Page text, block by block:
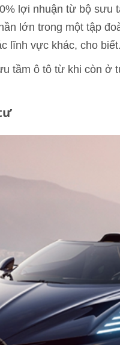
lợi nhuận từ bộ sưu
lớn trong một tập
lĩnh vực khác, cho biết.
tầm ô tô từ khi còn ở